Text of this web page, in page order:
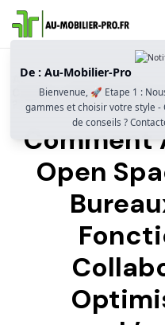
Accueil
Guide D’achat
Comment Aménager Un
? Fonctionnalité,
Comment
Open
De : Au-Mobilier-Pro
Bienvenue, 🚀 Etape 1 :
gammes et choisir votre style -
de conseils ?